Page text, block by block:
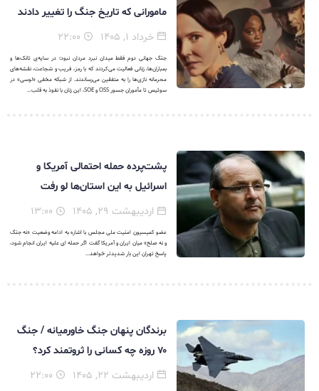
مامورانی که تاریخ جنگ را تغییر دادند
خرداد ۱, ۱۴۰۵
جنگ جهانی دوم فقط میدان نبرد مردان نبود؛ در سایه‌ی تانک‌ها و
بمباران‌ها، زنانی فعالیت می‌کردند که با رمز، فریب و شجاعت، نقشه‌های
محرمانه نازی‌ها را به متفقین می‌رساندند. از شبکه مخفی «لوسی» در
سوئیس تا مأموران جسور OSS و SOE، این زنان با نفوذ به قلب...
پشت‌پرده حمله احتمالی آمریکا و
اسرائیل به این استان‌ها لو رفت
اردیبهشت ۲۹, ۱۴۰۵
عضو کمیسیون امنیت ملی مجلس با اشاره به ادامه وضعیت «نه جنگ
و نه صلح» میان ایران و آمریکا گفت اگر حمله ای علیه ایران انجام شود،
پاسخ تهران این بار شدیدتر خواهد...
برندگان پنهان جنگ خاورمیانه / جنگ
۷۰ روزه چه کسانی را ثروتمند کرد؟
اردیبهشت ۲۲, ۱۴۰۵